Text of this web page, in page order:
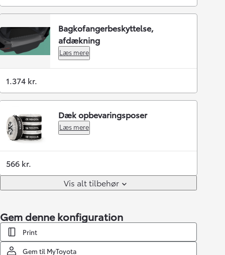
Bagkofangerbeskyttelse,
afdækning
Læs mere
1.374 kr.
Dæk opbevaringsposer
Læs mere
566 kr.
Vis alt tilbehør
Gem denne konfiguration
Print
Gem til MyToyota